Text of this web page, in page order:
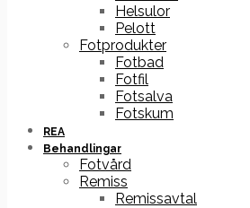
Helsulor
Pelott
Fotprodukter
Fotbad
Fotfil
Fotsalva
Fotskum
REA
Behandlingar
Fotvård
Remiss
Remissavtal